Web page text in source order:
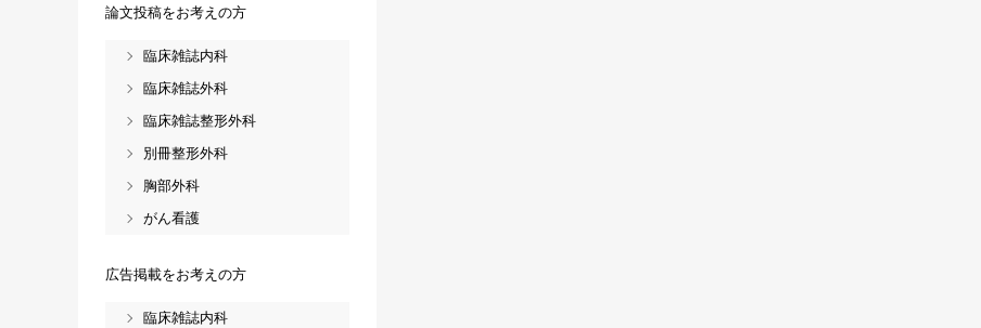
論文投稿をお考えの方
臨床雑誌内科
臨床雑誌外科
臨床雑誌整形外科
別冊整形外科
胸部外科
がん看護
広告掲載をお考えの方
臨床雑誌内科